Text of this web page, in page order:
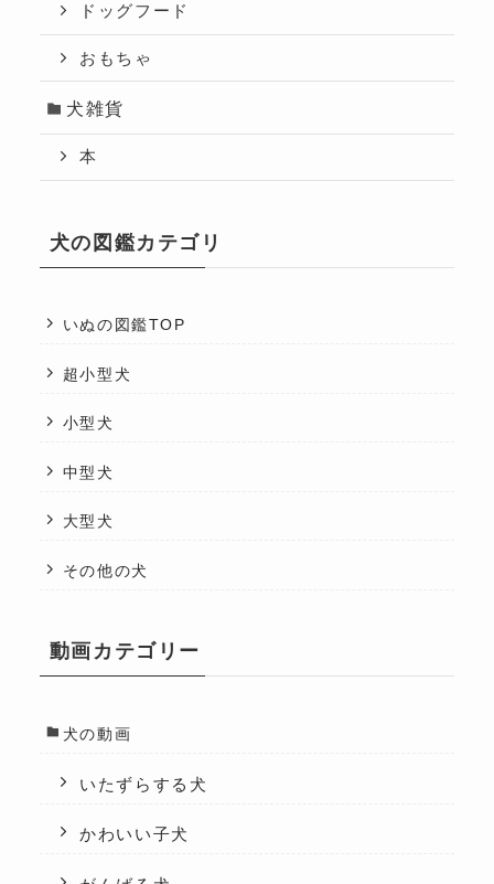
ドッグフード
おもちゃ
犬雑貨
本
犬の図鑑カテゴリ
いぬの図鑑TOP
超小型犬
小型犬
中型犬
大型犬
その他の犬
動画カテゴリー
犬の動画
いたずらする犬
かわいい子犬